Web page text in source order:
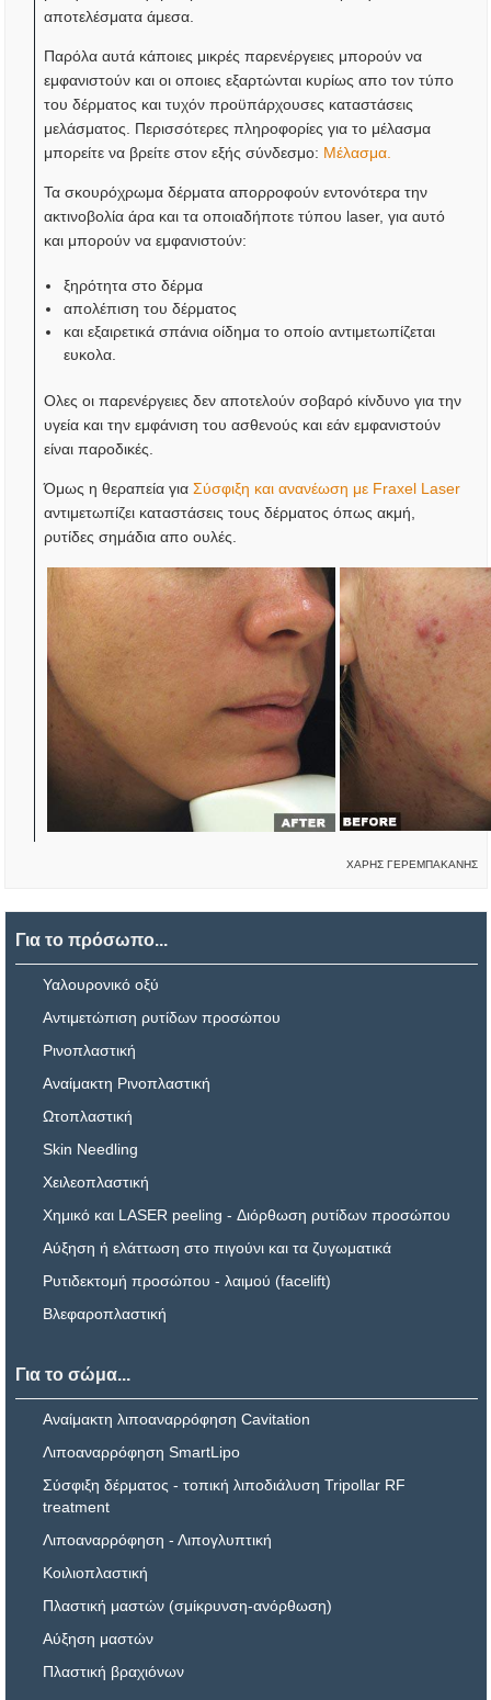
αποτελέσματα άμεσα.
Παρόλα αυτά κάποιες μικρές παρενέργειες μπορούν να
εμφανιστούν και οι οποιες εξαρτώνται κυρίως απο τον τύπο
του δέρματος και τυχόν προϋπάρχουσες καταστάσεις
μελάσματος. Περισσότερες πληροφορίες για το μέλασμα
μπορείτε να βρείτε στον εξής σύνδεσμο: Μέλασμα.
Τα σκουρόχρωμα δέρματα απορροφούν εντονότερα την
ακτινοβολία άρα και τα οποιαδήποτε τύπου laser, για αυτό
και μπορούν να εμφανιστούν:
ξηρότητα στο δέρμα
απολέπιση του δέρματος
και εξαιρετικά σπάνια οίδημα το οποίο αντιμετωπίζεται
ευκολα.
Ολες οι παρενέργειες δεν αποτελούν σοβαρό κίνδυνο για την
υγεία και την εμφάνιση του ασθενούς και εάν εμφανιστούν
είναι παροδικές.
Όμως η θεραπεία γιαΣύσφιξη και ανανέωση με Fraxel Laser
αντιμετωπίζει καταστάσεις τους δέρματος όπως ακμή,
ρυτίδες σημάδια απο ουλές.
ΧΑΡΗΣ ΓΕΡΕΜΠΑΚΑΝΗΣ
Για το πρόσωπο...
Υαλουρονικό οξύ
Αντιμετώπιση ρυτίδων προσώπου
Ρινοπλαστική
Αναίμακτη Ρινοπλαστική
Ωτοπλαστική
Skin Needling
Χειλεοπλαστική
Χημικό και LASER peeling - Διόρθωση ρυτίδων προσώπου
Αύξηση ή ελάττωση στο πιγούνι και τα ζυγωματικά
Ρυτιδεκτομή προσώπου - λαιμού (facelift)
Βλεφαροπλαστική
Για το σώμα...
Αναίμακτη λιποαναρρόφηση Cavitation
Λιποαναρρόφηση SmartLipo
Σύσφιξη δέρματος - τοπική λιποδιάλυση Tripollar RF
treatment
Λιποαναρρόφηση - Λιπογλυπτική
Κοιλιοπλαστική
Πλαστική μαστών (σμίκρυνση-ανόρθωση)
Αύξηση μαστών
Πλαστική βραχιόνων